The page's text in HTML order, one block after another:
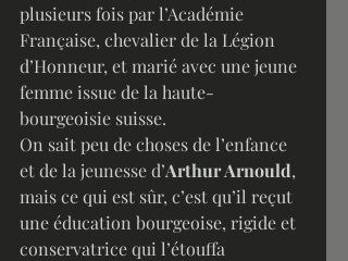
plusieurs fois par l’Académie
Française, chevalier de la Légion
d’Honneur, et marié avec une jeune
femme issue de la haute-
bourgeoisie suisse.
On sait peu de choses de l’enfance
et de la jeunesse d’Arthur Arnould,
mais ce qui est sûr, c’est qu’il reçut
une éducation bourgeoise, rigide et
conservatrice qui l’étouffa